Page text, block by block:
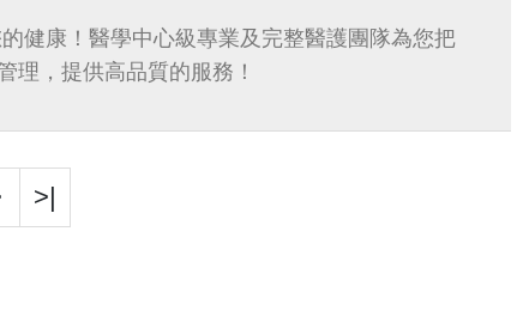
健康！醫學中心級專業及完整醫護團隊為您把
理，提供高品質的服務！
>|